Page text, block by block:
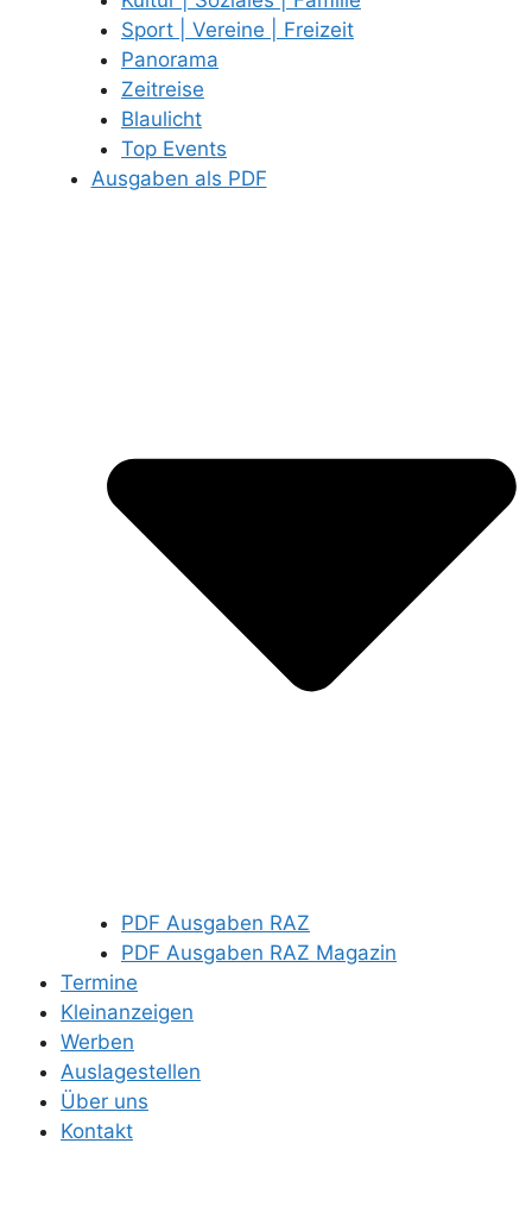
Sport | Vereine | Freizeit
Panorama
Zeitreise
Blaulicht
Top Events
Ausgaben als PDF
PDF Ausgaben RAZ
PDF Ausgaben RAZ Magazin
Termine
Kleinanzeigen
Werben
Auslagestellen
Über uns
Kontakt